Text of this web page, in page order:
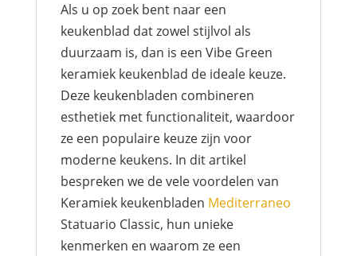
Als u op zoek bent naar een
keukenblad dat zowel stijlvol als
duurzaam is, dan is een Vibe Green
keramiek keukenblad de ideale keuze.
Deze keukenbladen combineren
esthetiek met functionaliteit, waardoor
ze een populaire keuze zijn voor
moderne keukens. In dit artikel
bespreken we de vele voordelen van
Keramiek keukenbladen Mediterraneo
Statuario Classic, hun unieke
kenmerken en waarom ze een